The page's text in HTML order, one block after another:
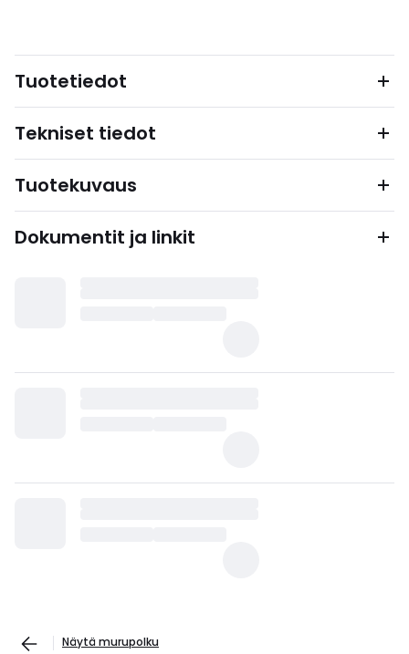
Tuotetiedot
Tekniset tiedot
Tuotekuvaus
Dokumentit ja linkit
Näytä murupolku